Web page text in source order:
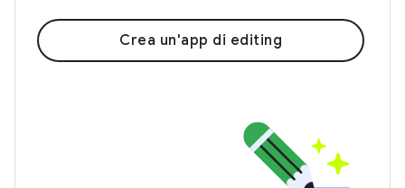
Crea un'app di editing